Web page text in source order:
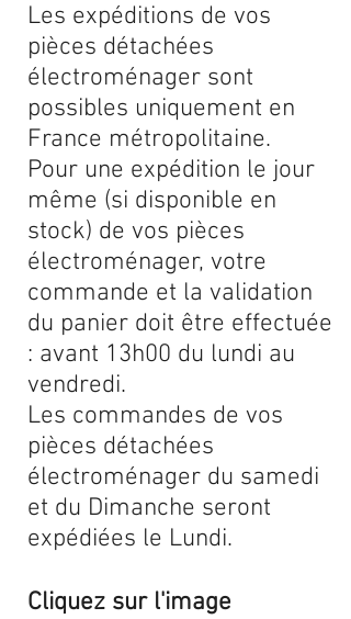
Les expéditions de vos
pièces détachées
électroménager sont
possibles uniquement en
France métropolitaine.
Pour une expédition le jour
même (si disponible en
stock) de vos pièces
électroménager, votre
commande et la validation
du panier doit être effectuée
: avant 13h00 du lundi au
vendredi.
Les commandes de vos
pièces détachées
électroménager du samedi
et du Dimanche seront
expédiées le Lundi.
Cliquez sur l'image